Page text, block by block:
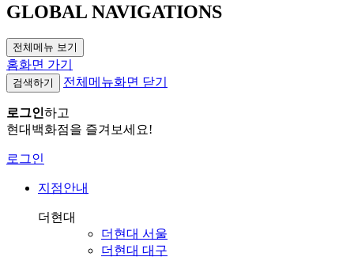
GLOBAL NAVIGATIONS
전체메뉴 보기
홈화면 가기
검색하기 전체메뉴화면 닫기
로그인하고
현대백화점을 즐겨보세요!
로그인
지점안내
더현대
더현대 서울
더현대 대구